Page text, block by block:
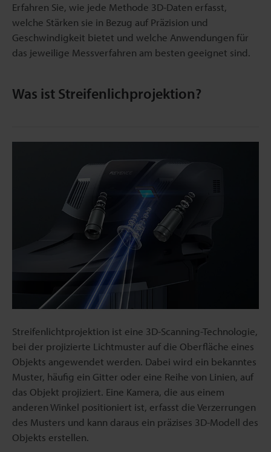
Erfahren Sie, wie jede Methode 3D-Daten erfasst,
welche Stärken sie in Bezug auf Präzision und
Geschwindigkeit bietet und welche Anwendungen für
das jeweilige Messverfahren am besten geeignet sind.
Was ist Streifenlichprojektion?
Streifenlichtprojektion ist eine 3D-Scanning-Technologie,
bei der projizierte Lichtmuster auf die Oberfläche eines
Objekts angewendet werden. Dabei wird ein bekanntes
Muster, häufig ein Gitter oder eine Reihe von Linien, auf
das Objekt projiziert. Eine Kamera, die aus einem
anderen Winkel positioniert ist, erfasst die Verzerrungen
des Musters und kann daraus ein präzises 3D-Modell des
Objekts erstellen.